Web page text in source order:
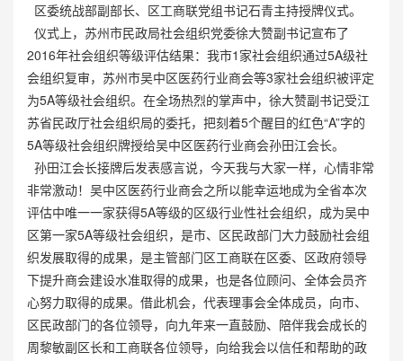
区委统战部副部长、区工商联党组书记石青主持授牌仪式。
仪式上，苏州市民政局社会组织党委徐大赞副书记宣布了
2016年社会组织等级评估结果：我市1家社会组织通过5A级社
会组织复审，苏州市吴中区医药行业商会等3家社会组织被评定
为5A等级社会组织。在全场热烈的掌声中，徐大赞副书记受江
苏省民政厅社会组织局的委托，把刻着5个醒目的红色“A”字的
5A等级社会组织牌授给吴中区医药行业商会孙田江会长。
孙田江会长接牌后发表感言说，今天我与大家一样，心情非常
非常激动！吴中区医药行业商会之所以能幸运地成为全省本次
评估中唯一一家获得5A等级的区级行业性社会组织，成为吴中
区第一家5A等级社会组织，是市、区民政部门大力鼓励社会组
织发展取得的成果，是主管部门区工商联在区委、区政府领导
下提升商会建设水准取得的成果，也是各位顾问、全体会员齐
心努力取得的成果。借此机会，代表理事会全体成员，向市、
区民政部门的各位领导，向九年来一直鼓励、陪伴我会成长的
周黎敏副区长和工商联各位领导，向给我会以信任和帮助的政